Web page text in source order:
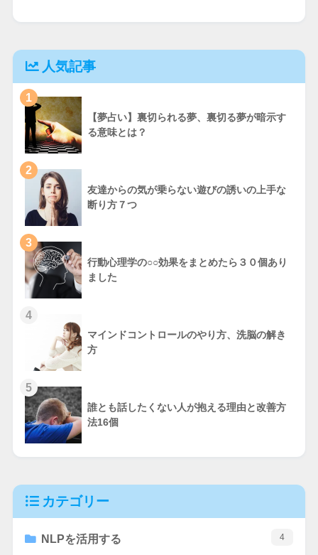
人気記事
1
【夢占い】裏切られる夢、裏切る夢が暗示す
る意味とは？
2
友達からの気が乗らない遊びの誘いの上手な
断り方７つ
3
行動心理学の○○効果をまとめたら３０個あり
ました
4
マインドコントロールのやり方、洗脳の解き
方
5
誰とも話したくない人が抱える理由と改善方
法16個
カテゴリー
NLPを活用する 4